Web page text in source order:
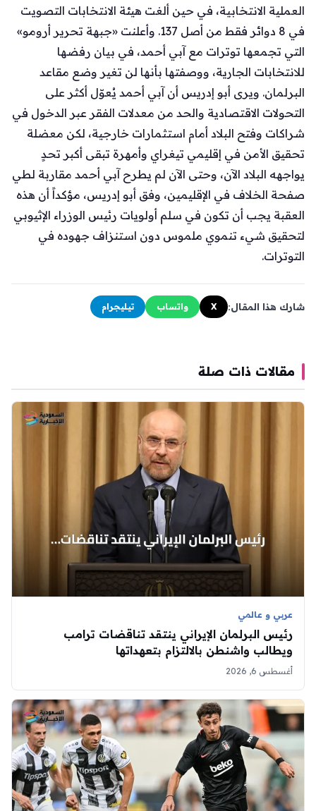
العملية الانتخابية، في حين ألغت هيئة الانتخابات التصويت
في 8 دوائر فقط من أصل 137. وأعلنت «جبهة تحرير أرومو»
التي تجمعها توترات مع آبي أحمد، في بيان رفضها
للانتخابات الجارية، ووصفتها بأنها لن تغير وضع مقاعد
البرلمان. ويرى أبو إدريس أن آبي أحمد يُعوّل أكثر على
التحولات الاقتصادية والحد من معدلات الفقر عبر الدخول في
شراكات وفتح البلاد أمام استثمارات خارجية، لكن معضلة
تحقيق الأمن في إقليمي تيغراي وأمهرة تبقى أكبر تحدٍ
يواجهه البلاد الآن، وحتى الآن لم يطرح آبي أحمد مقاربة لطي
صفحة الخلاف في الإقليمين، وفق أبو إدريس، مؤكداً أن هذه
العقبة يجب أن تكون في سلم أولويات رئيس الوزراء الإثيوبي
لتحقيق شيء تنموي ملموس دون استنزاف جهوده في
التوترات.
شارك هذا المقال: X واتساب تيليجرام
مقالات ذات صلة
عربي و عالمي
رئيس البرلمان الإيراني ينتقد تناقضات ترامب
ويطالب واشنطن بالالتزام بتعهداتها
أغسطس 6, 2026